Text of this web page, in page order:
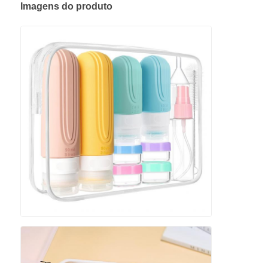
Imagens do produto